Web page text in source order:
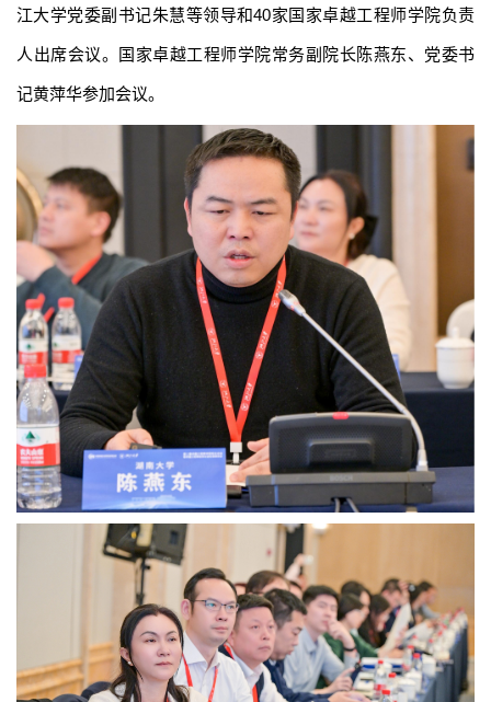
江大学党委副书记朱慧等领导和40家国家卓越工程师学院负责
人出席会议。国家卓越工程师学院常务副院长陈燕东、党委书
记黄萍华参加会议。